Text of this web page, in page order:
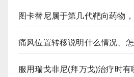
图卡替尼属于第几代靶向药物
痛风位置转移说明什么情况、
服用瑞戈非尼(拜万戈)治疗时有